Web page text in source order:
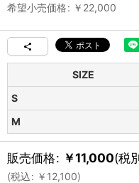
希望小売価格: ￥ 22,000
SIZE
S
M
販売価格: ￥11,000(税
(税込: ￥ 12,100)